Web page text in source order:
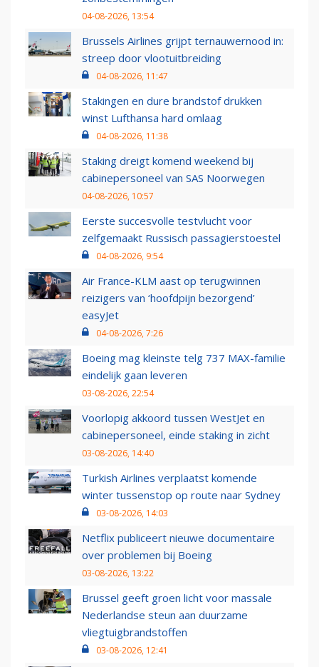
04-08-2026, 13:54
Brussels Airlines grijpt ternauwernood in:
streep door vlootuitbreiding
04-08-2026, 11:47
Stakingen en dure brandstof drukken
winst Lufthansa hard omlaag
04-08-2026, 11:38
Staking dreigt komend weekend bij
cabinepersoneel van SAS Noorwegen
04-08-2026, 10:57
Eerste succesvolle testvlucht voor
zelfgemaakt Russisch passagierstoestel
04-08-2026, 9:54
Air France-KLM aast op terugwinnen
reizigers van ‘hoofdpijn bezorgend’
easyJet
04-08-2026, 7:26
Boeing mag kleinste telg 737 MAX-familie
eindelijk gaan leveren
03-08-2026, 22:54
Voorlopig akkoord tussen WestJet en
cabinepersoneel, einde staking in zicht
03-08-2026, 14:40
Turkish Airlines verplaatst komende
winter tussenstop op route naar Sydney
03-08-2026, 14:03
Netflix publiceert nieuwe documentaire
over problemen bij Boeing
03-08-2026, 13:22
Brussel geeft groen licht voor massale
Nederlandse steun aan duurzame
vliegtuigbrandstoffen
03-08-2026, 12:41